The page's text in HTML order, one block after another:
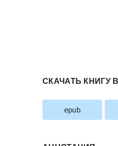
СКАЧАТЬ КНИГУ
epub